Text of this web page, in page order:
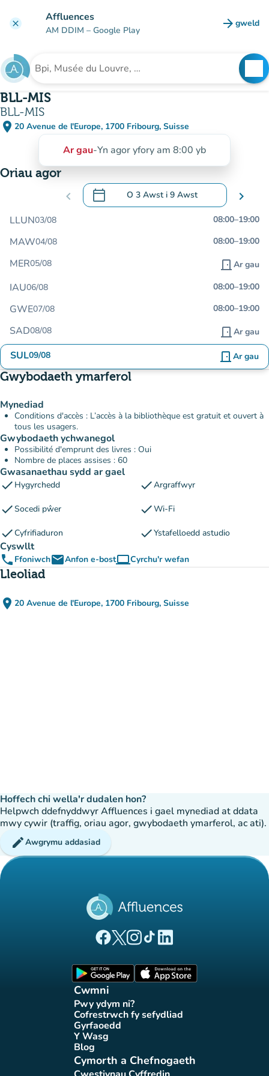
clear Affluences
AM DDIM – Google Play arrow_forward gweld
(tab
Chwilio am sefydliad
BLL-MIS
BLL-MIS
place 20 Avenue de l'Europe, 1700 Fribourg, Suisse
(agor yn Google Maps)
(tab newydd)
Ar gau-Yn agor yfory am 8:00 yb
Oriau agor
chevron_left calendar_today O 3 Awst i 9 Awst
.Agor y calendr i newid dyddiadau chevron_right
LLUN03/08 08:00–19:00
MAW04/08 08:00–19:00
MER05/08 door_front Ar gau
IAU06/08 08:00–19:00
GWE07/08 08:00–19:00
SAD08/08 door_front Ar gau
SUL09/08 door_front Ar gau
Gwybodaeth ymarferol
Mynediad
Conditions d'accès : L’accès à la bibliothèque est gratuit et ouvert à
tous les usagers.
Gwybodaeth ychwanegol
Possibilité d'emprunt des livres : Oui
Nombre de places assises : 60
Gwasanaethau sydd ar gael
check Hygyrchedd checkArgraffwyr
checkSocedi pŵer checkWi-Fi
checkCyfrifiaduron checkYstafelloedd astudio
Cyswllt
phone FfoniwchemailAnfon e-bostcomputerCyrchu'r wefan
(tab newydd)
Lleoliad
place 20 Avenue de l'Europe, 1700 Fribourg, Suisse
(agor yn Google Maps)
(tab newydd)
Hoffech chi wella'r dudalen hon?
Helpwch ddefnyddwyr Affluences i gael mynediad at ddata
mwy cywir (traffig, oriau agor, gwybodaeth ymarferol, ac ati).
editAwgrymu addasiad
(tab newydd)
(tab newydd)
(tab newydd)
(tab newydd)
(tab newydd)
Cwmni
Pwy ydym ni?
(tab newydd)
Cofrestrwch fy sefydliad
(tab newydd)
Gyrfaoedd(tab newydd)
Y Wasg(tab newydd)
Blog(tab newydd)
Cymorth a Chefnogaeth